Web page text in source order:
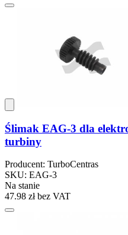
Ślimak EAG-3 dla
turbiny
Producent: TurboCentras
SKU: EAG-3
Na stanie
47.98 złbez VAT